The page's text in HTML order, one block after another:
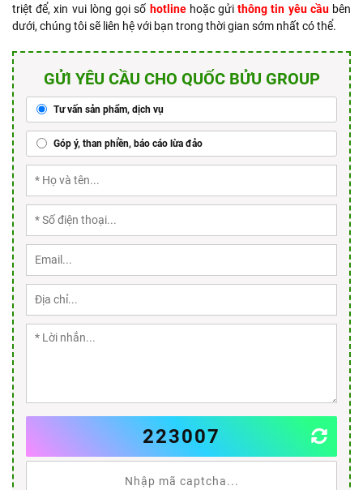
triệt để, xin vui lòng gọi số hotlinehoặc gửithông tin yêu cầubên
dưới, chúng tôi sẽ liên hệ với bạn trong thời gian sớm nhất có thể.
GỬI YÊU CẦU CHO QUỐC BỬU GROUP
Tư vấn sản phẩm, dịch vụ
Góp ý, than phiền, báo cáo lừa đảo
223007